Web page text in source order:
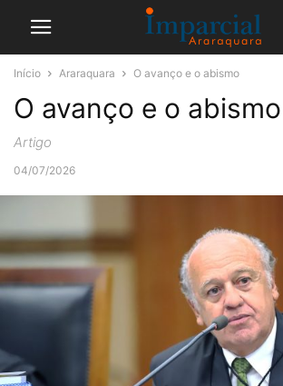
Início Araraquara O avanço e o abismo
O avanço e o abismo
Artigo
04/07/2026